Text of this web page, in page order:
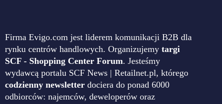
Firma Evigo.com jest liderem komunikacji B2B dla
rynku centrów handlowych. Organizujemy targi
SCF - Shopping Center Forum. Jesteśmy
wydawcą portalu SCF News | Retailnet.pl, którego
codzienny newsletter dociera do ponad 6000
odbiorców: najemców, deweloperów oraz